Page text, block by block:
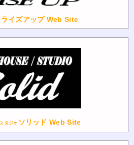
イズアップ Web Site
タジオ ソリッド Web Site